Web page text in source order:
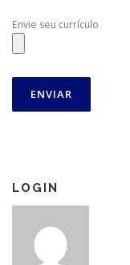
Envie seu currículo
LOGIN